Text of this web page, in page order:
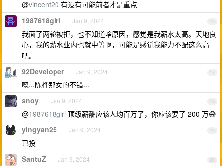
@vincent20 有没有可能前者才是重点
16
1987618girl Jan 9, 2024
我面了两轮被拒，也不知道啥原因，感觉是我薪水太高。天地良
心，我的薪水业内也就中等啊，可能是感觉我能力不配这么高
吧。
17
92Developer Jan 9, 2024
嗯...陈桦那女的不错...
18
snoy Jan 9, 2024
@1987618girl 顶级薪酬应该人均百万了，你应该要了 200 万😅
19
yingyan25 Jan 9, 2024
已投
20
SantuZ Jan 9, 2024